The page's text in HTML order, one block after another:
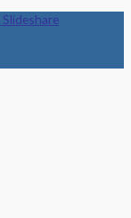
Slideshare